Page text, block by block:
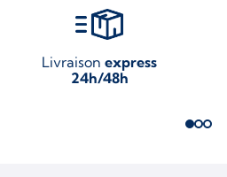
Livraison express
24h/48h